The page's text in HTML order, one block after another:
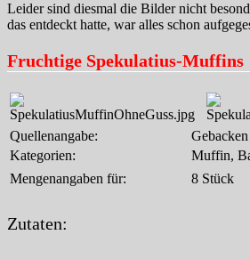
Leider sind diesmal die Bilder nicht
das entdeckt hatte, war alles schon
Fruchtige Spekulatius-Muffins
Quellenangabe:
Kategorien:
Muffin,
Mengenangaben für:
8 Stück
Zutaten: